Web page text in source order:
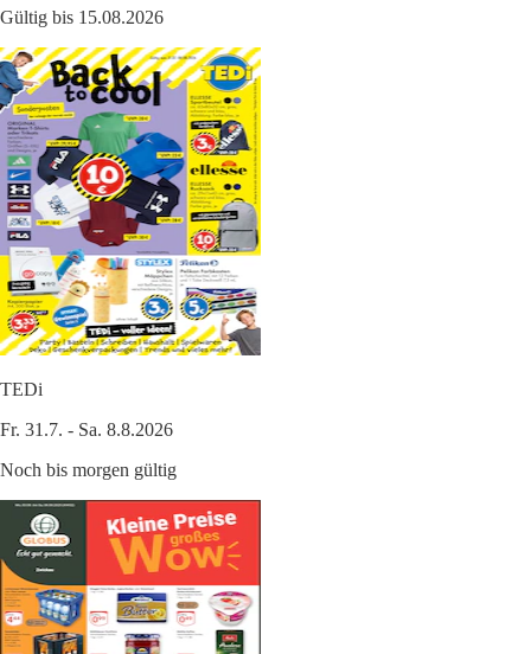
Gültig bis 15.08.2026
TEDi
Fr. 31.7. - Sa. 8.8.2026
Noch bis morgen gültig